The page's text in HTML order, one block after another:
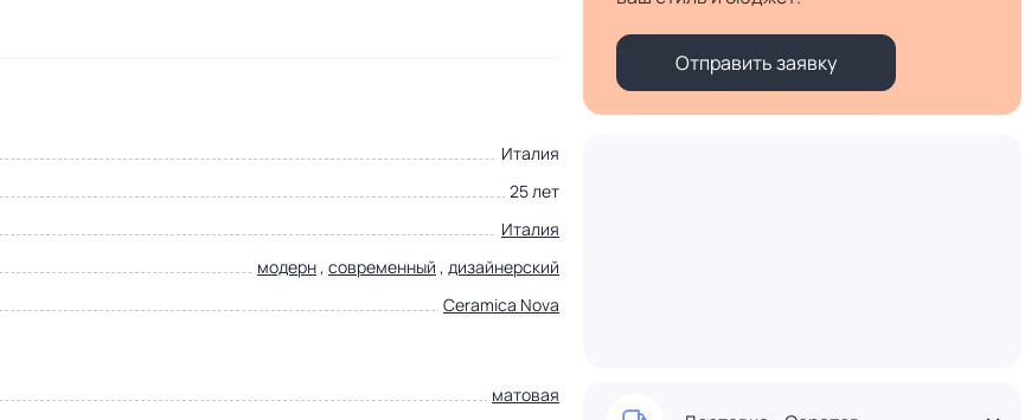
Италия
25 лет
Италия
модерн, современный , дизайнерский
Ceramica Nova
матовая
Отправить заявку